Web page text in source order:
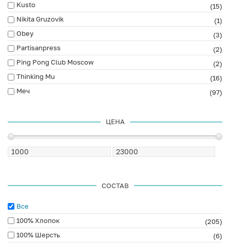
Kusto
(15)
Nikita Gruzovik
(1)
Obey
(3)
Partisanpress
(2)
Ping Pong Club Moscow
(2)
Thinking Mu
(16)
Меч
(97)
ЦЕНА
СОСТАВ
Все
100% Хлопок
(205)
100% Шерсть
(6)